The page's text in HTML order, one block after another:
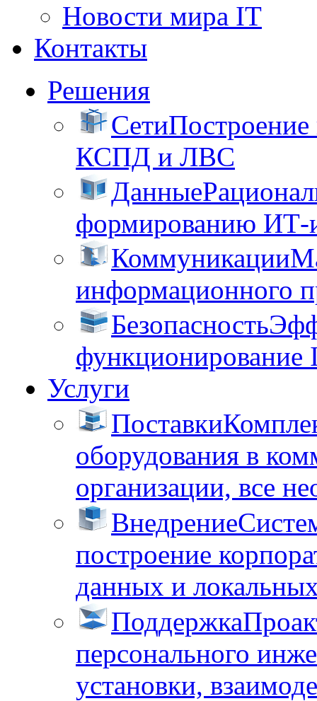
Новости мира IT
Контакты
Решения
Сети
КСПД и ЛВС
Данные
формированию ИТ-
Коммуникации
информационного
Безопасность
функционирование
Услуги
Поставки
оборудования в
организации, все
Внедрение
построение
данных и
Поддержка
персонального
установки,